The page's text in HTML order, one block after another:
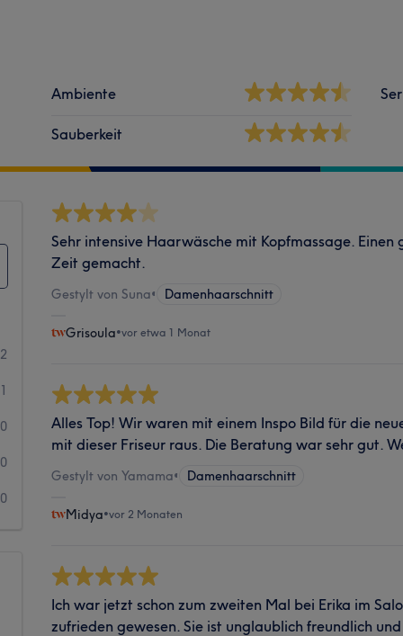
Ambiente
Sauberkeit
2
1
0
0
0
Sehr intensive Haarwäsche mit Kopfmassage. Einen
Zeit gemacht.
Gestylt von Suna• Damenhaarschnitt
Grisoula•vor etwa 1 Monat
Alles Top! Wir waren mit einem Inspo Bild für die
mit dieser Friseur raus. Die Beratung war sehr gut.
Gestylt von Yamama• Damenhaarschnitt
Midya•vor 2 Monaten
Ich war jetzt schon zum zweiten Mal bei Erika im
zufrieden gewesen. Sie ist unglaublich freundlich